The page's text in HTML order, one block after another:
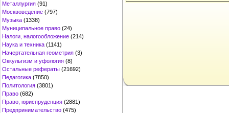
Металлургия (91)
Москвоведение (797)
Музыка (1338)
Муниципальное право (24)
Налоги, налогообложение (214)
Наука и техника (1141)
Начертательная геометрия (3)
Оккультизм и уфология (8)
Остальные рефераты (21692)
Педагогика (7850)
Политология (3801)
Право (682)
Право, юриспруденция (2881)
Предпринимательство (475)